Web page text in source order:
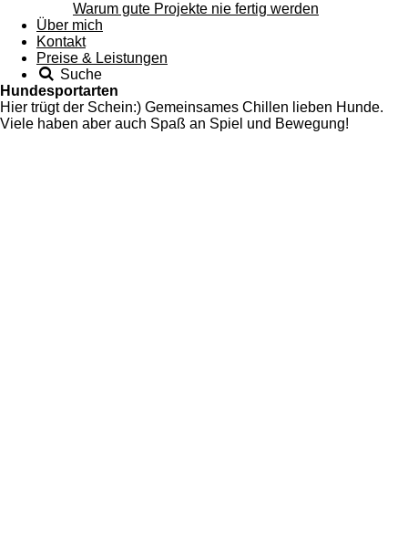
Warum gute Projekte nie fertig werden
Über mich
Kontakt
Preise & Leistungen
Suche
Hundesportarten
Hier trügt der Schein:) Gemeinsames Chillen lieben Hunde.
Viele haben aber auch Spaß an Spiel und Bewegung!